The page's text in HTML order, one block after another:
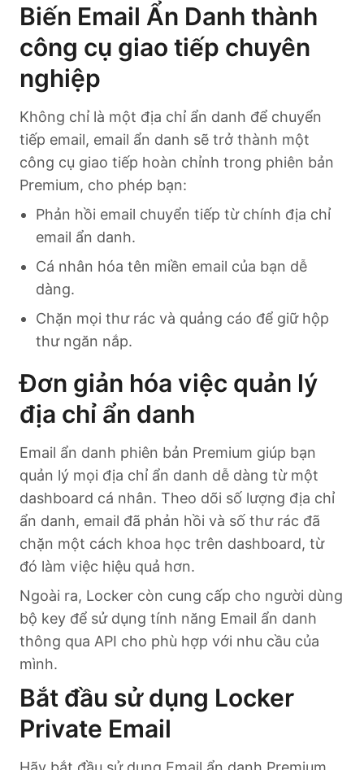
Biến Email Ẩn Danh thành
công cụ giao tiếp chuyên
nghiệp
Không chỉ là một địa chỉ ẩn danh để chuyển
tiếp email, email ẩn danh sẽ trở thành một
công cụ giao tiếp hoàn chỉnh trong phiên bản
Premium, cho phép bạn:
Phản hồi email chuyển tiếp từ chính địa chỉ
email ẩn danh.
Cá nhân hóa tên miền email của bạn dễ
dàng.
Chặn mọi thư rác và quảng cáo để giữ hộp
thư ngăn nắp.
Đơn giản hóa việc quản lý
địa chỉ ẩn danh
Email ẩn danh phiên bản Premium giúp bạn
quản lý mọi địa chỉ ẩn danh dễ dàng từ một
dashboard cá nhân. Theo dõi số lượng địa chỉ
ẩn danh, email đã phản hồi và số thư rác đã
chặn một cách khoa học trên dashboard, từ
đó làm việc hiệu quả hơn.
Ngoài ra, Locker còn cung cấp cho người dùng
bộ key để sử dụng tính năng Email ẩn danh
thông qua API cho phù hợp với nhu cầu của
mình.
Bắt đầu sử dụng Locker
Private Email